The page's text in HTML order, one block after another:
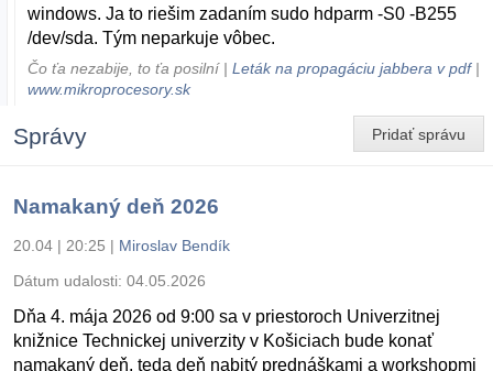
windows. Ja to riešim zadaním sudo hdparm -S0 -B255
/dev/sda. Tým neparkuje vôbec.
Čo ťa nezabije, to ťa posilní |Leták na propagáciu jabbera v pdf|
www.mikroprocesory.sk
Pridať správu
Správy
Namakaný deň 2026
20.04 | 20:25 | Miroslav Bendík
Dátum udalosti: 04.05.2026
Dňa 4. mája 2026 od 9:00 sa v priestoroch Univerzitnej
knižnice Technickej univerzity v Košiciach bude konať
namakaný deň, teda deň nabitý prednáškami a workshopmi